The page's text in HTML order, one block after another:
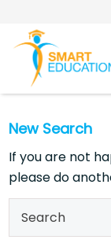
New Search
If you are not
please do